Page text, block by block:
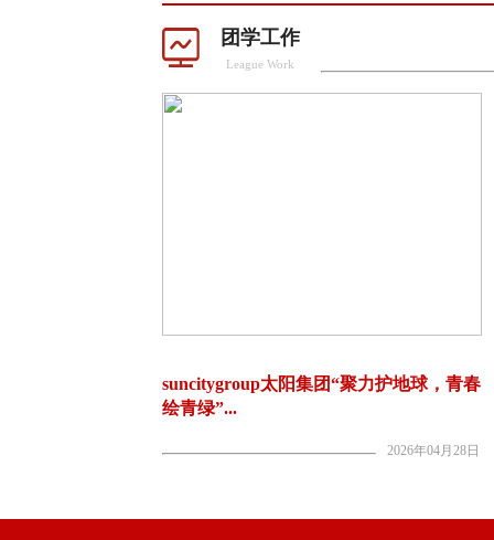
团学工作
League Work
suncitygroup太阳集团“聚力护地球，青春
绘青绿”...
2026年04月28日